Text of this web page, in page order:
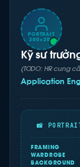
PORTRAIT
200×200
Kỹ sư
(TODO: HR cung
Application
📸
FRAMING
WARDROBE
BACKGROUND